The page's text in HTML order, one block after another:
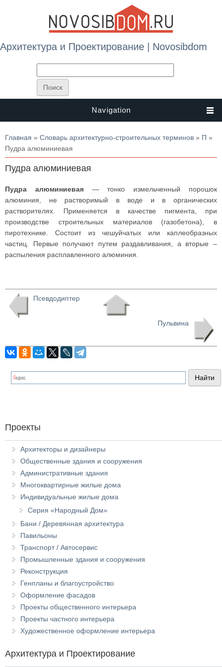
Архитектура и Проектирование | Novosibdom
Navigation
Вы здесь
Главная » Словарь архитектурно-строительных терминов » П »
Пудра алюминиевая
Пудра алюминиевая
Пудра алюминиевая— тонко измельченный порошок
алюминия, не растворимый в воде и в органических
растворителях. Применяется в качестве пигмента, при
производстве строительных материалов (газобетона), в
пиротехнике. Состоит из чешуйчатых или каплеобразных
частиц. Первые получают путем раздавливания, а вторые –
распыления расплавленного алюминия.
Псевдодиптер
Пульвина
Проекты
Архитекторы и дизайнеры
Общественные здания и сооружения
Административные здания
Многоквартирные жилые дома
Индивидуальные жилые дома
Серия «Народный Дом»
Бани / Деревянная архитектура
Павильоны
Транспорт / Автосервис
Промышленные здания и сооружения
Реконструкция
Генпланы и благоустройство
Оформление фасадов
Проекты общественного интерьера
Проекты частного интерьера
Художественное оформление интерьера
Архитектура и Проектирование